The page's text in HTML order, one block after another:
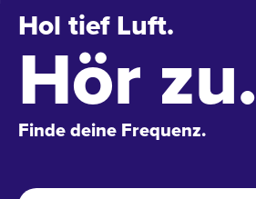
Hol tief Luft.
Hör zu.
Finde deine Frequenz.
Name *